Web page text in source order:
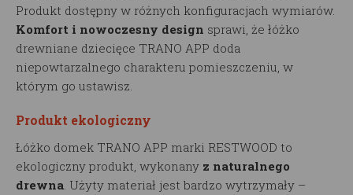
Produkt dostępny w różnych konfiguracjach wymiarów.
Komfort i nowoczesny design sprawi, że łóżko
drewniane dziecięce TRANO APP doda
niepowtarzalnego charakteru pomieszczeniu, w
którym go ustawisz.
Produkt ekologiczny
Łóżko domek TRANO APP marki RESTWOOD to
ekologiczny produkt, wykonany z naturalnego
drewna. Użyty materiał jest bardzo wytrzymały –